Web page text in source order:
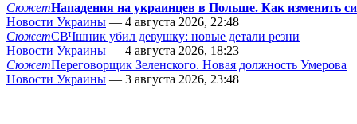
СюжетНападения на украинцев в Польше. Как изменить
Новости Украины — 4 августа 2026, 22:48
СюжетСВЧшник убил девушку: новые детали резни
Новости Украины — 4 августа 2026, 18:23
СюжетПереговорщик Зеленского. Новая должность Умерова
Новости Украины — 3 августа 2026, 23:48